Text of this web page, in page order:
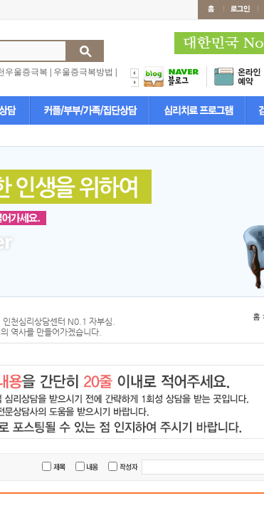
우울증극복 우울증극복방법
천심리상담센터 N0.1 자부심.
역사를 만들어가겠습니다.
홈